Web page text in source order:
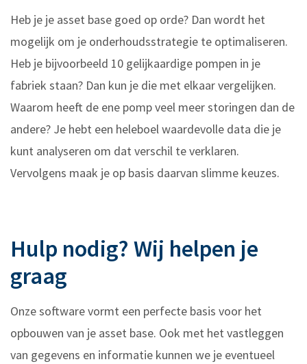
Heb je je asset base goed op orde? Dan wordt het
mogelijk om je onderhoudsstrategie te optimaliseren.
Heb je bijvoorbeeld 10 gelijkaardige pompen in je
fabriek staan? Dan kun je die met elkaar vergelijken.
Waarom heeft de ene pomp veel meer storingen dan de
andere? Je hebt een heleboel waardevolle data die je
kunt analyseren om dat verschil te verklaren.
Vervolgens maak je op basis daarvan slimme keuzes.
Hulp nodig? Wij helpen je
graag
Onze software vormt een perfecte basis voor het
opbouwen van je asset base. Ook met het vastleggen
van gegevens en informatie kunnen we je eventueel